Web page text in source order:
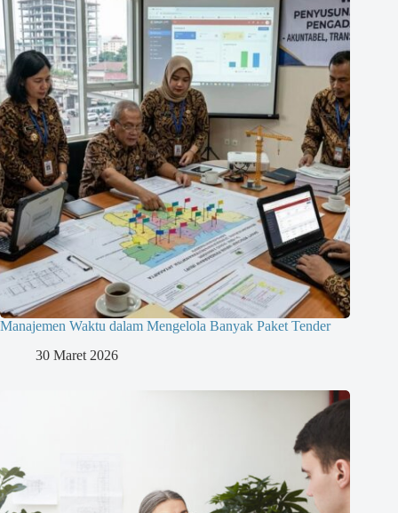
Manajemen Waktu dalam Mengelola Banyak Paket Tender
30 Maret 2026